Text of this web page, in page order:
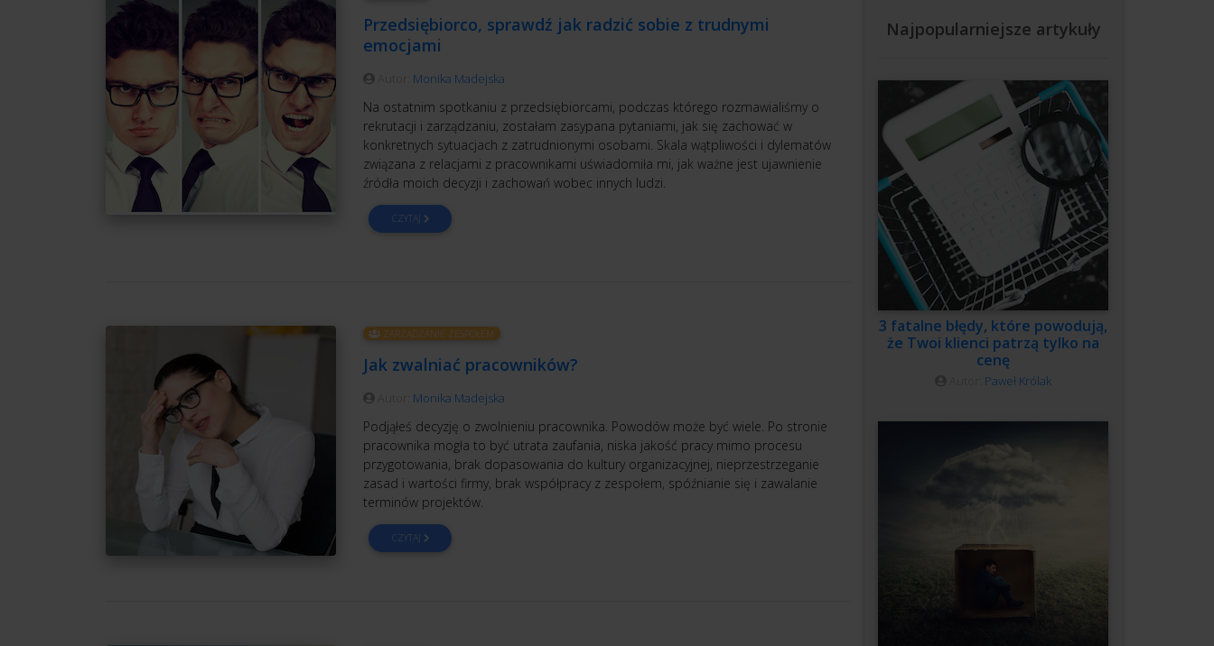
Przedsiębiorco, sprawdź jak radzić sobie z trudnymi
emocjami
Monika Madejska
Na ostatnim spotkaniu z przedsiębiorcami, podczas którego rozmawialiśmy o
rekrutacji i zarządzaniu, zostałam zasypana pytaniami, jak się zachować w
konkretnych sytuacjach z zatrudnionymi osobami. Skala wątpliwości i dylematów
związana z relacjami z pracownikami uświadomiła mi, jak ważne jest ujawnienie
źródła moich decyzji i zachowań wobec innych ludzi.
CZYTAJ
ZARZĄDZANIE ZESPOŁEM
Jak zwalniać pracowników?
Monika Madejska
Podjąłeś decyzję o zwolnieniu pracownika. Powodów może być wiele. Po stronie
pracownika mogła to być utrata zaufania, niska jakość pracy mimo procesu
przygotowania, brak dopasowania do kultury organizacyjnej, nieprzestrzeganie
zasad i wartości firmy, brak współpracy z zespołem, spóźnianie się i zawalanie
terminów projektów.
CZYTAJ
Najpopularniejsze artykuły
3 fatalne błędy, które powodują,
że Twoi klienci patrzą tylko na
cenę
Paweł Królak